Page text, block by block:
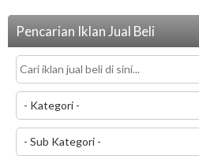
Pencarian Iklan Jual Beli